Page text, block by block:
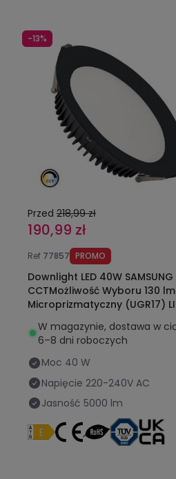
-13%
Przed 218,99 zł
190,99 zł
Ref 77857 PROMO
Downlight LED 40W SAMSUNG
CCTMożliwość Wyboru 130
Microprizmatyczny (UGR17)
W magazynie, dostawa w
6–8 dni roboczych
Moc 40 W
Napięcie 220-240V AC
Jasność 5000 lm